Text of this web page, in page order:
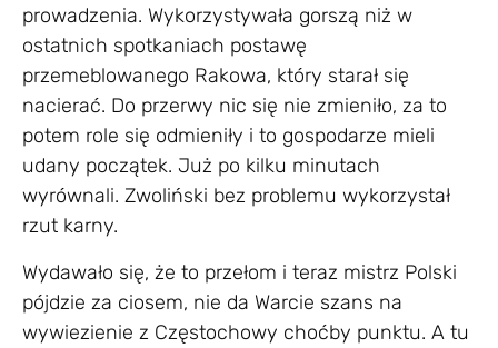
prowadzenia. Wykorzystywała gorszą niż w
ostatnich spotkaniach postawę
przemeblowanego Rakowa, który starał się
nacierać. Do przerwy nic się nie zmieniło, za to
potem role się odmieniły i to gospodarze mieli
udany początek. Już po kilku minutach
wyrównali. Zwoliński bez problemu wykorzystał
rzut karny.
Wydawało się, że to przełom i teraz mistrz Polski
pójdzie za ciosem, nie da Warcie szans na
wywiezienie z Częstochowy choćby punktu. A tu